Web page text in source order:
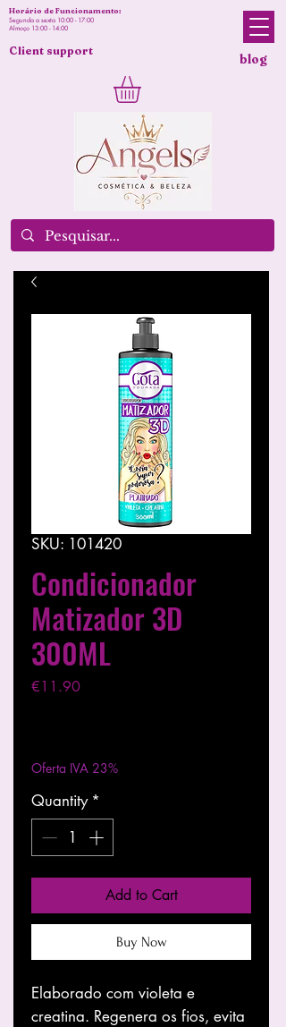
blog
Horário de Funcionamento:
Segunda a sexta 10:00 - 17:00
Almoço 13:00 - 14:00
Client support
SKU: 101420
Condicionador
Matizador 3D
300ML
€11.90Price
Oferta IVA 23%
Quantity *
Add to Cart
Buy Now
Elaborado com violeta e
creatina. Regenera os fios, evita